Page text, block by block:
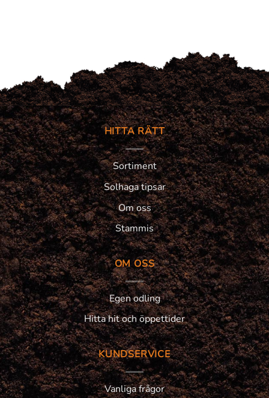
HITTA RÄTT
Sortiment
Solhaga tipsar
Om oss
Stammis
OM OSS
Egen odling
Hitta hit och öppettider
KUNDSERVICE
Vanliga frågor